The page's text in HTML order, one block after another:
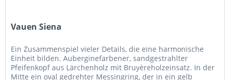
Vauen Siena
Ein Zusammenspiel vieler Details, die eine harmonische
Einheit bilden. Auberginefarbener, sandgestrahlter
Pfeifenkopf aus Lärchenholz mit Bruyèreholzeinsatz. In der
Mitte ein oval gedrehter Messingring, der in ein gelb